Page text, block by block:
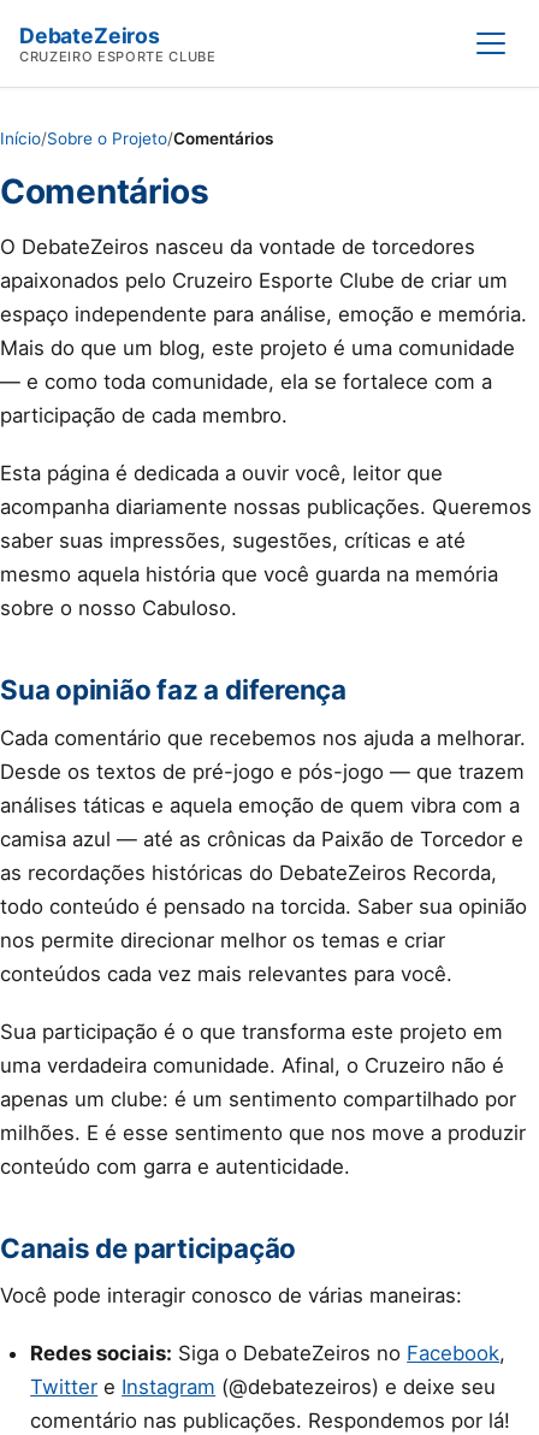
DebateZeiros
CRUZEIRO ESPORTE CLUBE Abrir
Início/Sobre o Projeto/Comentários
Comentários
O DebateZeiros nasceu da vontade de torcedores
apaixonados pelo Cruzeiro Esporte Clube de criar um
espaço independente para análise, emoção e memória.
Mais do que um blog, este projeto é uma comunidade
— e como toda comunidade, ela se fortalece com a
participação de cada membro.
Esta página é dedicada a ouvir você, leitor que
acompanha diariamente nossas publicações. Queremos
saber suas impressões, sugestões, críticas e até
mesmo aquela história que você guarda na memória
sobre o nosso Cabuloso.
Sua opinião faz a diferença
Cada comentário que recebemos nos ajuda a melhorar.
Desde os textos de pré-jogo e pós-jogo — que trazem
análises táticas e aquela emoção de quem vibra com a
camisa azul — até as crônicas da Paixão de Torcedor e
as recordações históricas do DebateZeiros Recorda,
todo conteúdo é pensado na torcida. Saber sua opinião
nos permite direcionar melhor os temas e criar
conteúdos cada vez mais relevantes para você.
Sua participação é o que transforma este projeto em
uma verdadeira comunidade. Afinal, o Cruzeiro não é
apenas um clube: é um sentimento compartilhado por
milhões. E é esse sentimento que nos move a produzir
conteúdo com garra e autenticidade.
Canais de participação
Você pode interagir conosco de várias maneiras:
Redes sociais: Siga o DebateZeiros no Facebook,
Twitter e Instagram (@debatezeiros) e deixe seu
comentário nas publicações. Respondemos por lá!